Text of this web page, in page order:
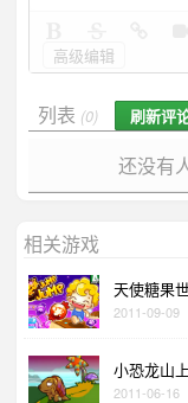
高级编辑
列表 (0) 刷新评
还没有
相关游戏
天使糖果
2011-09-09
小恐龙山
2011-06-16